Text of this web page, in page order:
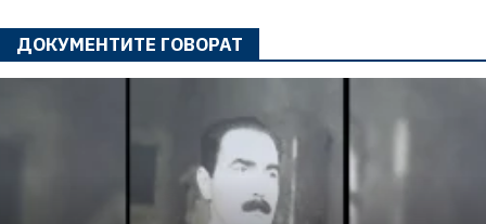
ДОКУМЕНТИТЕ ГОВОРАТ